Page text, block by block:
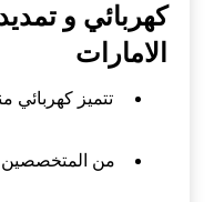
كهربائي و
الامارات
تتميز كهربائي
من المتخصصين